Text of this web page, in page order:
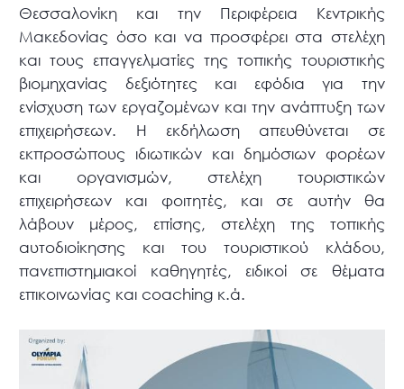
Θεσσαλονίκη και την Περιφέρεια Κεντρικής
Μακεδονίας όσο και να προσφέρει στα στελέχη
και τους επαγγελματίες της τοπικής τουριστικής
βιομηχανίας δεξιότητες και εφόδια για την
ενίσχυση των εργαζομένων και την ανάπτυξη των
επιχειρήσεων. Η εκδήλωση απευθύνεται σε
εκπροσώπους ιδιωτικών και δημόσιων φορέων
και οργανισμών, στελέχη τουριστικών
επιχειρήσεων και φοιτητές, και σε αυτήν θα
λάβουν μέρος, επίσης, στελέχη της τοπικής
αυτοδιοίκησης και του τουριστικού κλάδου,
πανεπιστημιακοί καθηγητές, ειδικοί σε θέματα
επικοινωνίας και coaching κ.ά.